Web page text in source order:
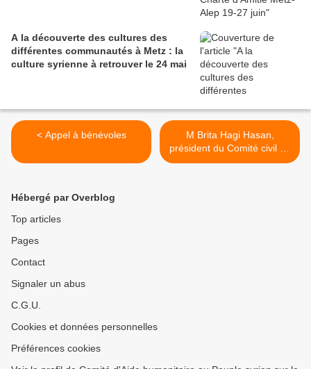
A la découverte des cultures des
différentes communautés à Metz : la
culture syrienne à retrouver le 24 mai
< Appel à bénévoles
M Brita Hagi Hasan,
président du Comité civil de
la Ville d'Alep >
Hébergé par Overblog
Top articles
Pages
Contact
Signaler un abus
C.G.U.
Cookies et données personnelles
Préférences cookies